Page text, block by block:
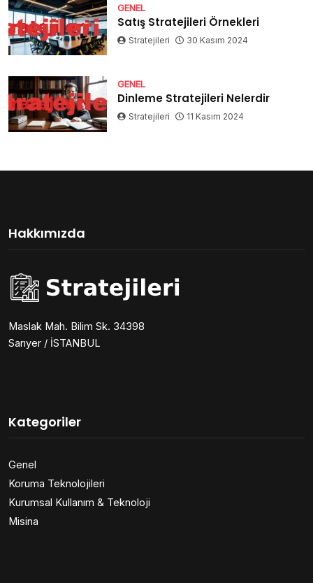
GENEL
Satış Stratejileri Örnekleri
Stratejileri 30 Kasım 2024
GENEL
Dinleme Stratejileri Nelerdir
Stratejileri 11 Kasım 2024
Hakkımızda
Maslak Mah. Bilim Sk. 34398
Sarıyer / İSTANBUL
Kategoriler
Genel
Koruma Teknolojileri
Kurumsal Kullanım & Teknoloji
Misina